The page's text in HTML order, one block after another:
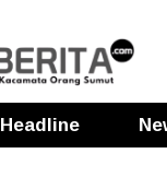
Headline